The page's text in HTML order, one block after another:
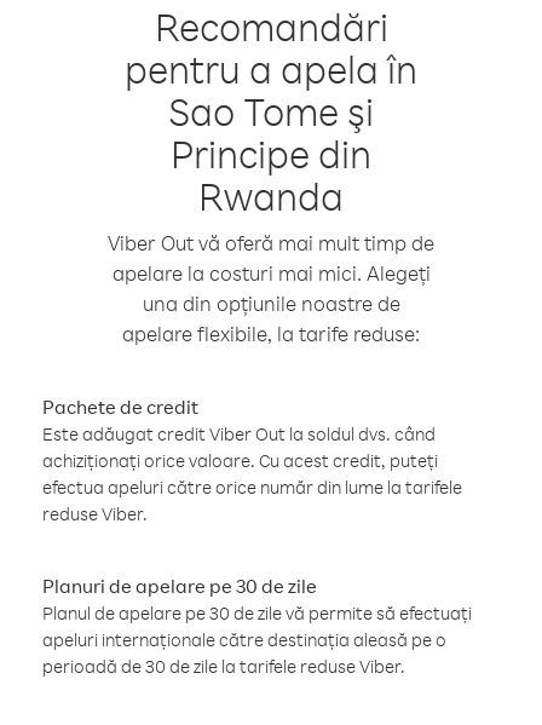
Recomandări
pentru a apela în
Sao Tome şi
Principe din
Rwanda
Viber Out vă oferă mai mult timp de
apelare la costuri mai mici. Alegeți
una din opțiunile noastre de
apelare flexibile, la tarife reduse:
Pachete de credit
Este adăugat credit Viber Out la soldul dvs. când
achiziționați orice valoare. Cu acest credit, puteți
efectua apeluri către orice număr din lume la tarifele
reduse Viber.
Planuri de apelare pe 30 de zile
Planul de apelare pe 30 de zile vă permite să efectuați
apeluri internaționale către destinația aleasă pe o
perioadă de 30 de zile la tarifele reduse Viber.